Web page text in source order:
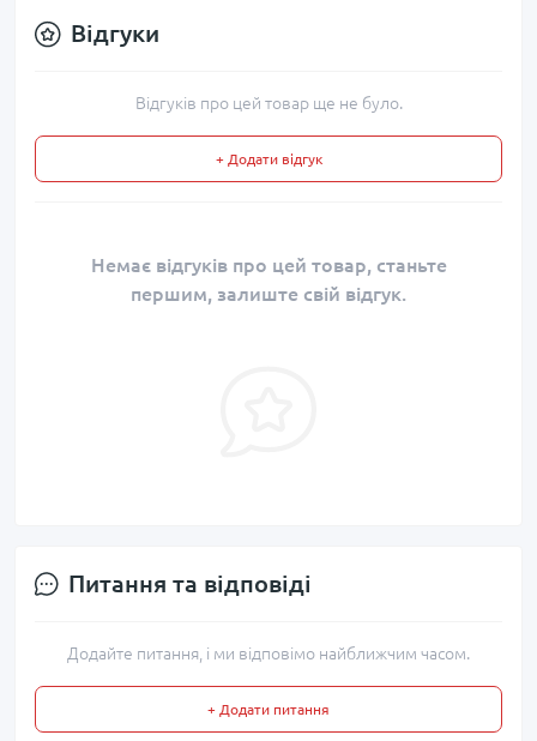
Відгуки
Відгуків про цей товар ще не було.
+ Додати відгук
Немає відгуків про цей товар, станьте
першим, залиште свій відгук.
Питання та відповіді
Додайте питання, і ми відповімо найближчим часом.
+ Додати питання